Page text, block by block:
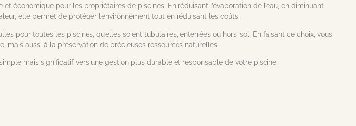
économique pour les propriétaires de piscines. En réduisant l’évaporation de l’eau, en diminuant
elle permet de protéger l’environnement tout en réduisant les coûts.
pour toutes les piscines, qu’elles soient tubulaires, enterrées ou hors-sol. En faisant ce choix, vous
mais aussi à la préservation de précieuses ressources naturelles.
mais significatif vers une gestion plus durable et responsable de votre piscine.